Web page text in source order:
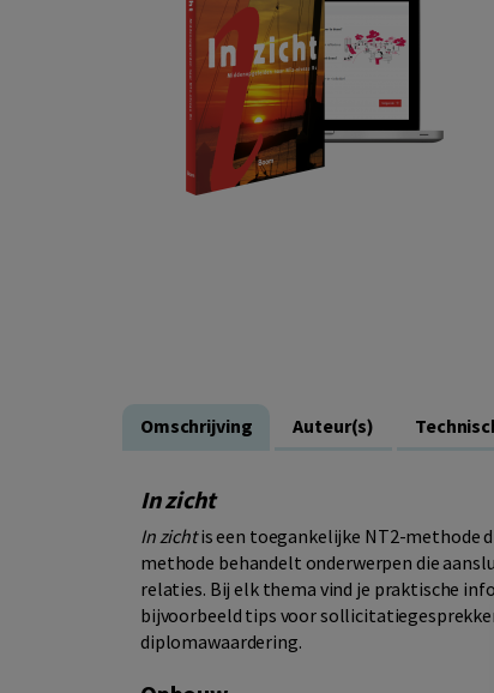
Omschrijving Auteur(s)
In zicht
In zichtis een toegankelijke NT2-methode
methode behandelt onderwerpen die
relaties. Bij elk thema vind je praktische
bijvoorbeeld tips voor
diplomawaardering.